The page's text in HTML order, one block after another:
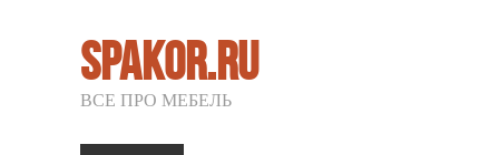
SPAKOR.RU
ВСЕ ПРО МЕБЕЛЬ